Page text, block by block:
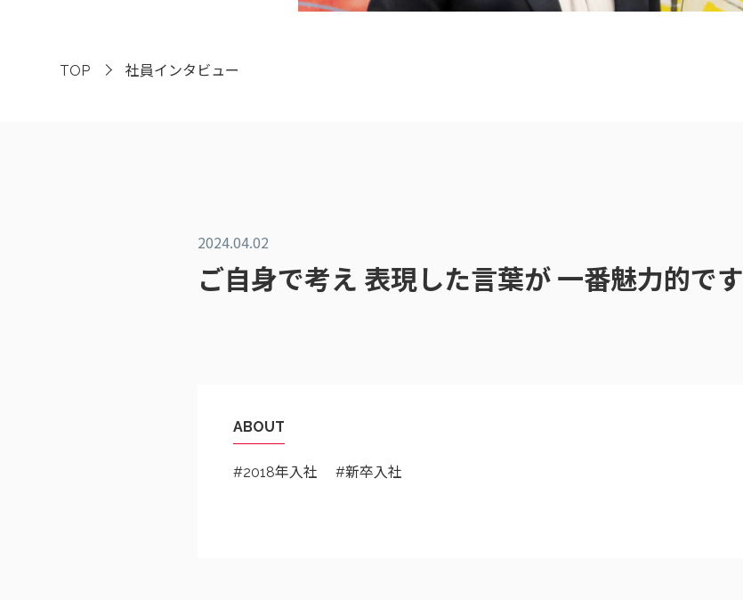
TOP 社員インタビュー
2024.04.02
ご自身で考え 表現した言葉が 一番魅力的です
ABOUT
#2018年入社 #新卒入社